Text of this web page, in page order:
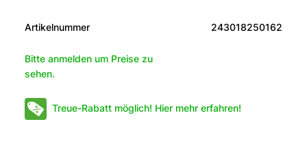
Artikelnummer 243018250162
Bitte anmelden um Preise zu
sehen.
Treue-Rabatt möglich! Hier mehr erfahren!